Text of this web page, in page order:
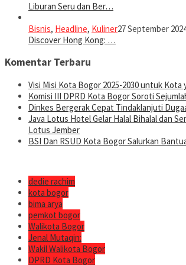
Liburan Seru dan Ber…
Bisnis, Headline, Kuliner27 September
Discover Hong Kong: …
Komentar Terbaru
Visi Misi Kota Bogor 2025-2030 untuk Kota
Komisi III DPRD Kota Bogor Soroti
Dinkes Bergerak Cepat Tindaklanjuti
Java Lotus Hotel Gelar Halal Bihalal dan
Lotus Jember
BSI Dan RSUD Kota Bogor Salurkan
dedie rachim
kota bogor
bima arya
pemkot bogor
Walikota Bogor
Jenal Mutaqin:
Wakil Walikota Bogor
DPRD Kota Bogor